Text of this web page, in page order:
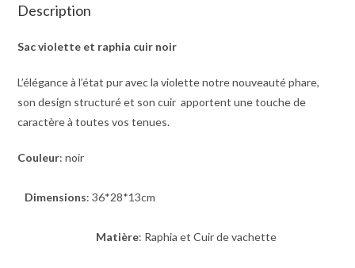
Description
Sac violette et raphia cuir noir
L’élégance à l’état pur avec la violette notre nouveauté phare,
son design structuré et son cuir apportent une touche de
caractère à toutes vos tenues.
Couleur: noir
Dimensions: 36*28*13cm
Matière: Raphia et Cuir de vachette